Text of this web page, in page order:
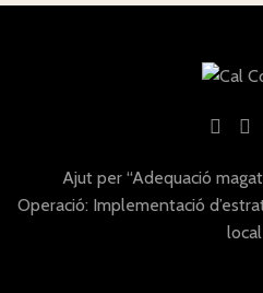
Ajut per “Adequació
Operació: Implementació
local